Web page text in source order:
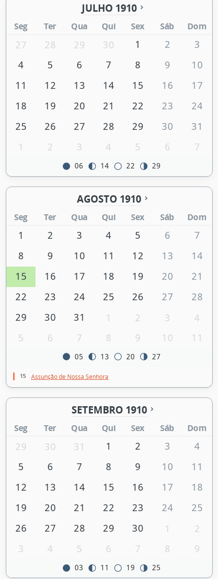
JULHO 1910
Seg Ter Qua Qui Sex Sáb Dom
27 28 29 30 1 2
3
4
5 6 7 8 9
10
11
12 13 14 15 16
17
18
19 20 21 22 23
24
25
26 27 28 29 30
31
1
2 3 4 5 6 7
06 14 22 29
AGOSTO 1910
Seg Ter Qua Qui Sex Sáb Dom
1 2 3 4 5 6
7
8
9 10 11 12 13
14
15
16 17 18 19 20
21
22
23 24 25 26 27
28
29
30 31 1 2 3
4
5
6 7 8 9 10 11
05 13 20 27
15 Assunção de Nossa Senhora
SETEMBRO 1910
Seg Ter Qua Qui Sex Sáb Dom
29 30 31 1 2 3
4
5
6 7 8 9 10
11
12
13 14 15 16 17
18
19
20 21 22 23 24
25
26
27 28 29 30 1
2
3
4 5 6 7 8 9
03 11 19 25